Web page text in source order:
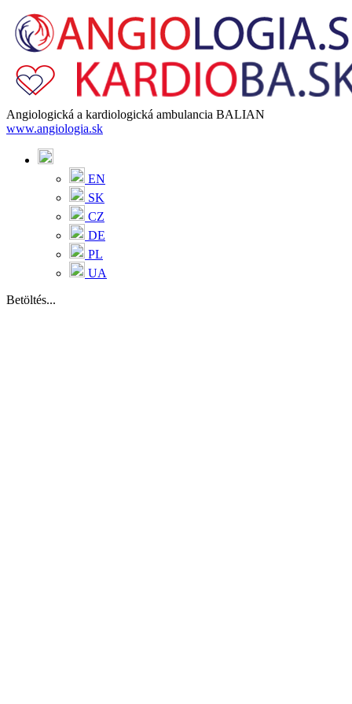
Angiologická a kardiologická ambulancia BALIAN
www.angiologia.sk
EN
SK
CZ
DE
PL
UA
Betöltés...